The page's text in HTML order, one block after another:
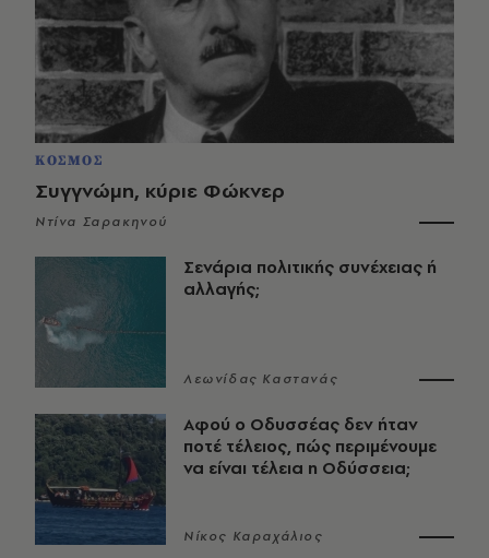
ΚΟΣΜΟΣ
Συγγνώμη, κύριε Φώκνερ
Ντίνα Σαρακηνού
Σενάρια πολιτικής συνέχειας ή
αλλαγής;
Λεωνίδας Καστανάς
Αφού ο Οδυσσέας δεν ήταν
ποτέ τέλειος, πώς περιμένουμε
να είναι τέλεια η Οδύσσεια;
Νίκος Καραχάλιος